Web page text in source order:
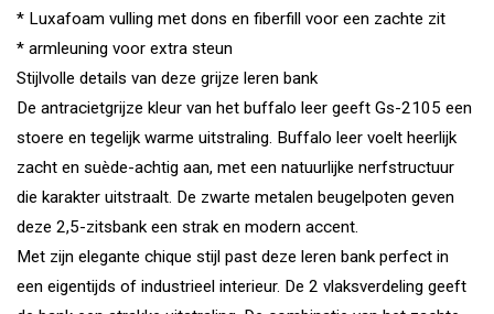
* Luxafoam vulling met dons en fiberfill voor een zachte zit
* armleuning voor extra steun
Stijlvolle details van deze grijze leren bank
De antracietgrijze kleur van het buffalo leer geeft Gs-2105 een
stoere en tegelijk warme uitstraling. Buffalo leer voelt heerlijk
zacht en suède-achtig aan, met een natuurlijke nerfstructuur
die karakter uitstraalt. De zwarte metalen beugelpoten geven
deze 2,5-zitsbank een strak en modern accent.
Met zijn elegante chique stijl past deze leren bank perfect in
een eigentijds of industrieel interieur. De 2 vlaksverdeling geeft